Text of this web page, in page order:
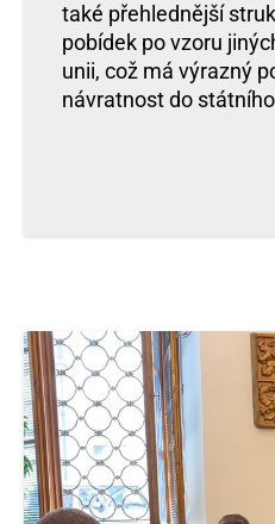
také přehlednější
pobídek po vzoru
unii, což má výrazný
návratnost do